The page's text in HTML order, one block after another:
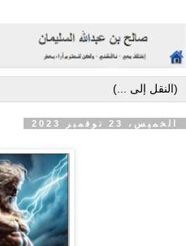
الخميس، 23 نوفمبر 2023